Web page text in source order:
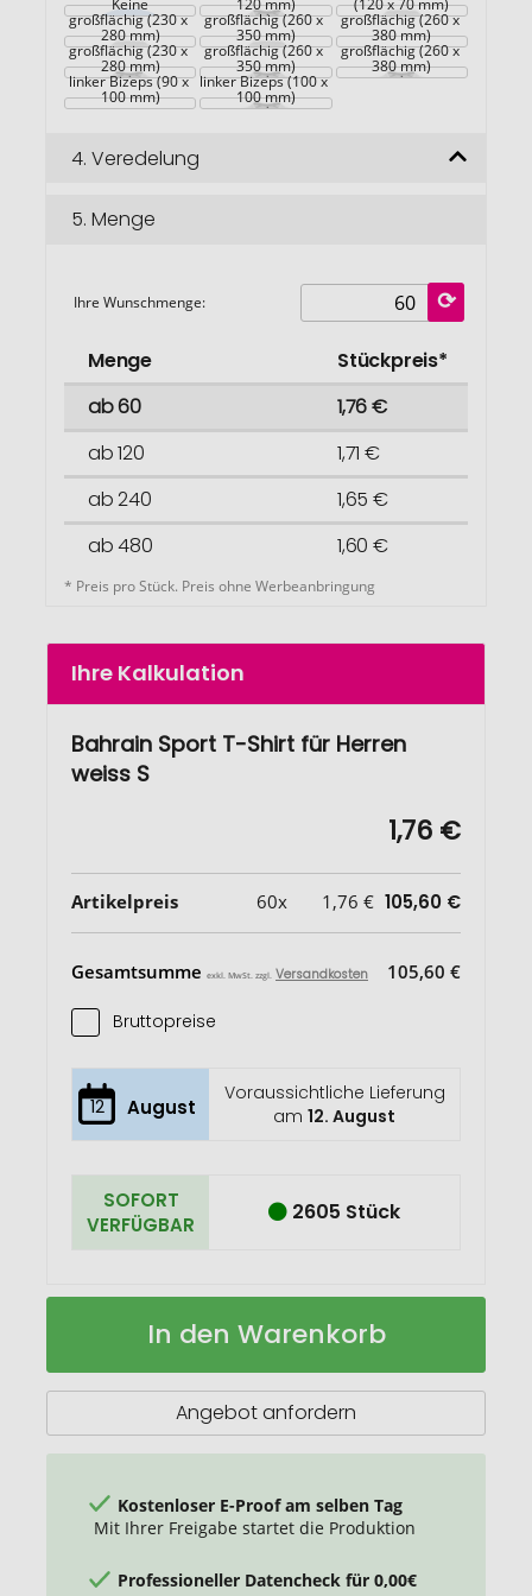
Keine 120 mm) (120 x 70 mm)
Rückseite
großflächig (230 x
280 mm)
Rückseite
großflächig (260 x
350 mm)
Rückseite
großflächig (260 x
380 mm)
Vorderseite
großflächig (230 x
280 mm)
Vorderseite
großflächig (260 x
350 mm)
Vorderseite
großflächig (260 x
380 mm)
linker Bizeps (90 x
100 mm)
linker Bizeps (100 x
100 mm)
4. Veredelung
5. Menge
Ihre Wunschmenge:
Menge
Stückpreis*
ab 60
1,76 €
ab 120
1,71 €
ab 240
1,65 €
ab 480
1,60 €
* Preis pro Stück. Preis ohne Werbeanbringung
Ihre Kalkulation
Bahrain Sport T-Shirt für Herren
weiss S
1,76 €
Artikelpreis 60x 1,76 € 105,60 €
Gesamtsumme exkl. MwSt. zzgl. Versandkosten 105,60 €
Bruttopreise
12 August
Voraussichtliche Lieferung
am12. August
SOFORT
VERFÜGBAR
2605 Stück
Bahrain
Shirt
Auf
In den Warenkorb
Angebot anfordern
Kostenloser E-Proof am selben Tag
Mit Ihrer Freigabe startet die Produktion
Professioneller Datencheck für 0,00€